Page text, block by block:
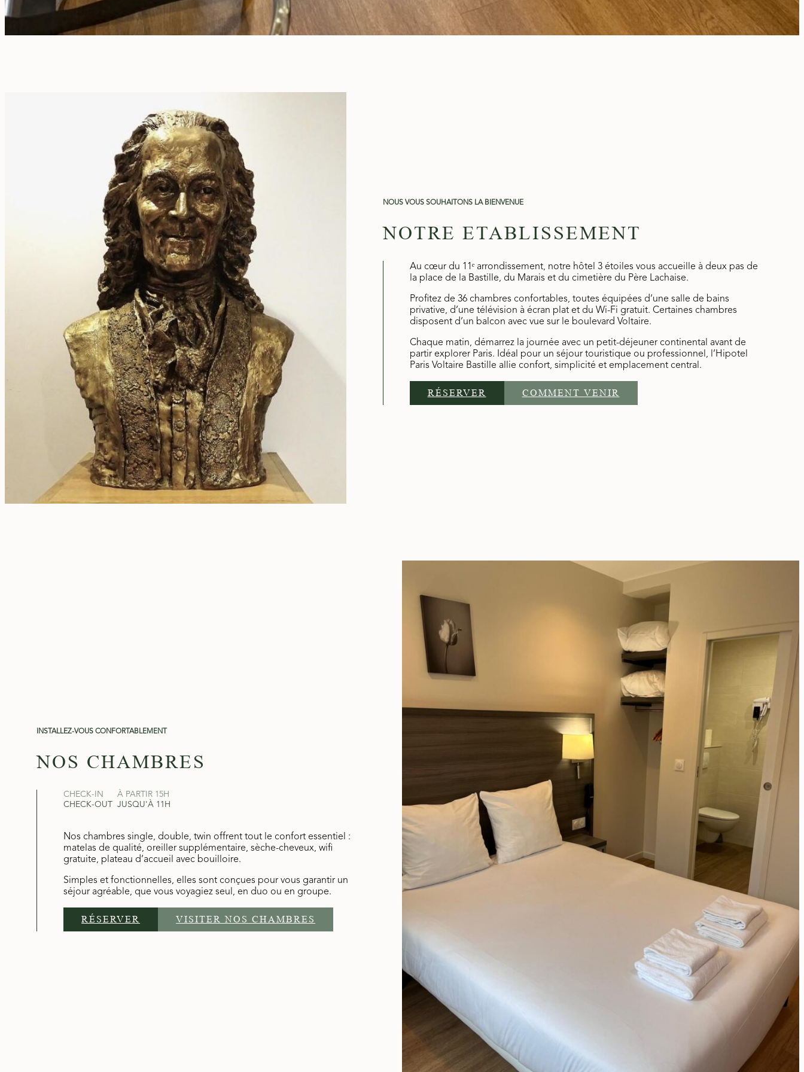
NOUS VOUS SOUHAITONS LA BIENVENUE
NOTRE ETABLISSEMENT
Au cœur du 11ᵉ arrondissement, notre hôtel 3 étoiles vous accueille à deux pas de
la place de la Bastille, du Marais et du cimetière du Père Lachaise.
Profitez de 36 chambres confortables, toutes équipées d’une salle de bains
privative, d’une télévision à écran plat et du Wi-Fi gratuit. Certaines chambres
disposent d’un balcon avec vue sur le boulevard Voltaire.
Chaque matin, démarrez la journée avec un petit-déjeuner continental avant de
partir explorer Paris. Idéal pour un séjour touristique ou professionnel, l’Hipotel
Paris Voltaire Bastille allie confort, simplicité et emplacement central.
RÉSERVER COMMENT VENIR
INSTALLEZ-VOUS CONFORTABLEMENT
NOS CHAMBRES
CHECK-IN
À PARTIR 15H
CHECK-OUT JUSQU'À 11H
Nos chambres single, double, twin offrent tout le confort essentiel :
matelas de qualité, oreiller supplémentaire, sèche-cheveux, wifi
gratuite, plateau d’accueil avec bouilloire.
Simples et fonctionnelles, elles sont conçues pour vous garantir un
séjour agréable, que vous voyagiez seul, en duo ou en groupe.
RÉSERVER VISITER NOS CHAMBRES